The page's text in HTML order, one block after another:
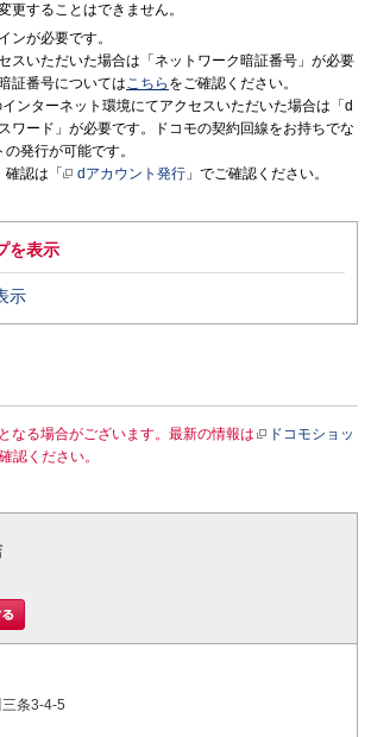
更することはできません。
ンが必要です。
スいただいた場合は「ネットワーク暗証番号」が必要
証番号についてはこちら をご確認ください。
ンターネット環境にてアクセスいただいた場合は「d
ワード」が必要です。ドコモの契約回線をお持ちでな
発行が可能です。
認は「
dアカウント発行 」でご確認ください。
を表示
示
なる場合がございます。最新の情報は
ドコモショッ
認ください。
条3-4-5